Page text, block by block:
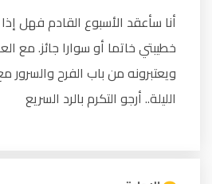
أنا سأعقد الأسبوع القادم فهل
خطيبتي خاتما أو سوارا جائز. مع
ويعتبرونه من باب الفرح والسرور
الليلة.. أرجو التكرم بالرد السريع